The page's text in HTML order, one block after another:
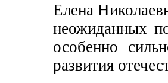
Елена
неожиданных
особенно
развития